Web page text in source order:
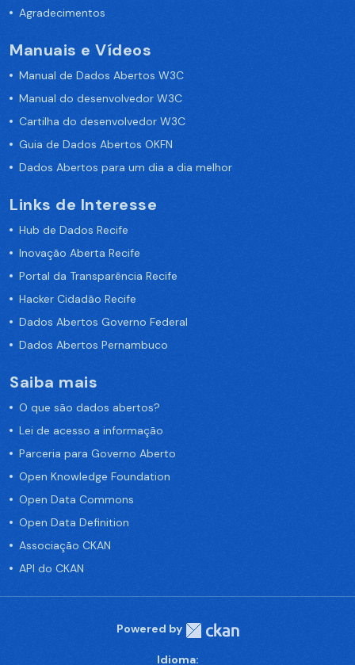
Agradecimentos
Manuais e Vídeos
Manual de Dados Abertos W3C
Manual do desenvolvedor W3C
Cartilha do desenvolvedor W3C
Guia de Dados Abertos OKFN
Dados Abertos para um dia a dia melhor
Links de Interesse
Hub de Dados Recife
Inovação Aberta Recife
Portal da Transparência Recife
Hacker Cidadão Recife
Dados Abertos Governo Federal
Dados Abertos Pernambuco
Saiba mais
O que são dados abertos?
Lei de acesso a informação
Parceria para Governo Aberto
Open Knowledge Foundation
Open Data Commons
Open Data Definition
Associação CKAN
API do CKAN
Powered by
Idioma